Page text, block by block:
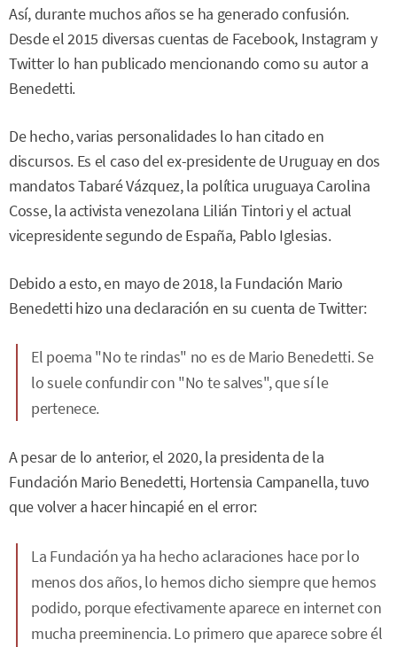
Así, durante muchos años se ha generado confusión.
Desde el 2015 diversas cuentas de Facebook, Instagram y
Twitter lo han publicado mencionando como su autor a
Benedetti.
De hecho, varias personalidades lo han citado en
discursos. Es el caso del ex-presidente de Uruguay en dos
mandatos Tabaré Vázquez, la política uruguaya Carolina
Cosse, la activista venezolana Lilián Tintori y el actual
vicepresidente segundo de España, Pablo Iglesias.
Debido a esto, en mayo de 2018, la Fundación Mario
Benedetti hizo una declaración en su cuenta de Twitter:
El poema "No te rindas" no es de Mario Benedetti. Se
lo suele confundir con "No te salves", que sí le
pertenece.
A pesar de lo anterior, el 2020, la presidenta de la
Fundación Mario Benedetti, Hortensia Campanella, tuvo
que volver a hacer hincapié en el error:
La Fundación ya ha hecho aclaraciones hace por lo
menos dos años, lo hemos dicho siempre que hemos
podido, porque efectivamente aparece en internet con
mucha preeminencia. Lo primero que aparece sobre él